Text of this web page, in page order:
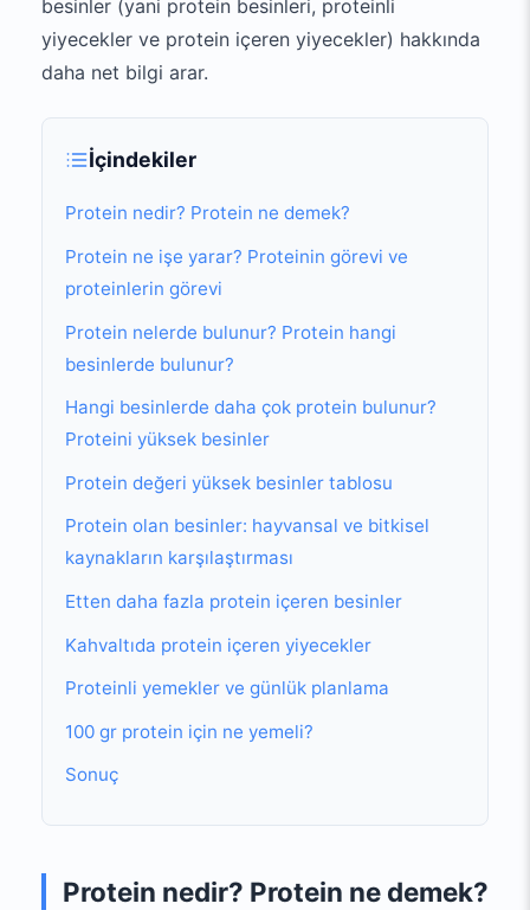
besinler (yani protein besinleri, proteinli
yiyecekler ve protein içeren yiyecekler) hakkında
daha net bilgi arar.
İçindekiler
Protein nedir? Protein ne demek?
Protein ne işe yarar? Proteinin görevi ve
proteinlerin görevi
Protein nelerde bulunur? Protein hangi
besinlerde bulunur?
Hangi besinlerde daha çok protein bulunur?
Proteini yüksek besinler
Protein değeri yüksek besinler tablosu
Protein olan besinler: hayvansal ve bitkisel
kaynakların karşılaştırması
Etten daha fazla protein içeren besinler
Kahvaltıda protein içeren yiyecekler
Proteinli yemekler ve günlük planlama
100 gr protein için ne yemeli?
Sonuç
Protein nedir? Protein ne demek?